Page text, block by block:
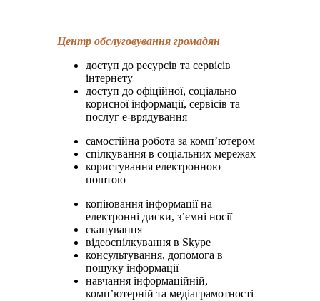
Центр обслуговування громадян
доступ до ресурсів та сервісів
інтернету
доступ до офіційної, соціально
корисної інформації, сервісів та
послуг е-врядування
самостійна робота за комп’ютером
спілкування в соціальних мережах
користування електронною
поштою
копіювання інформації на
електронні диски, з’ємні носії
сканування
відеоспілкування в Skype
консультування, допомога в
пошуку інформації
навчання інформаційній,
комп’ютерній та медіаграмотності